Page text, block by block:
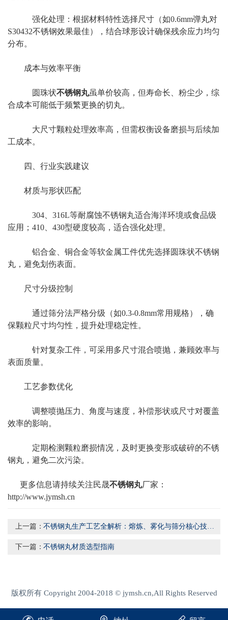
强化处理：根据材料特性选择尺寸（如0.6mm弹丸对
S30432不锈钢效果最佳），结合球形设计确保残余应力均匀
分布。
成本与效率平衡
圆珠状不锈钢丸虽单价较高，但寿命长、粉尘少，综
合成本可能低于频繁更换的切丸。
大尺寸颗粒处理效率高，但需权衡设备磨损与后续加
工成本。
四、行业实践建议
材质与形状匹配
304、316L等耐腐蚀不锈钢丸适合海洋环境或食品级
应用；410、430型硬度较高，适合强化处理。
铝合金、铜合金等软金属工件优先选择圆珠状不锈钢
丸，避免划伤表面。
尺寸分级控制
通过筛分法严格分级（如0.3-0.8mm常用规格），确
保颗粒尺寸均匀性，提升处理稳定性。
针对复杂工件，可采用多尺寸混合喷抛，兼顾效率与
表面质量。
工艺参数优化
调整喷抛压力、角度与速度，补偿形状或尺寸对覆盖
效率的影响。
定期检测颗粒磨损情况，及时更换变形或破碎的不锈
钢丸，避免二次污染。
更多信息请持续关注民晟不锈钢丸厂家：
http://www.jymsh.cn
上一篇： 不锈钢丸生产工艺全解析：熔炼、雾化与筛分核心技术揭秘
下一篇：不锈钢丸材质选型指南
版权所有 Copyright 2004-2018 © jymsh.cn,All Rights Reserved